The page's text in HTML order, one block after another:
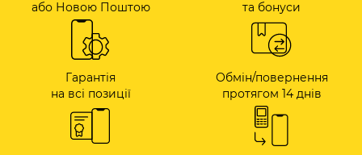
або Новою Поштою
та бонуси
Гарантія
на всі позиції
Обмін/повернення
протягом 14 днів